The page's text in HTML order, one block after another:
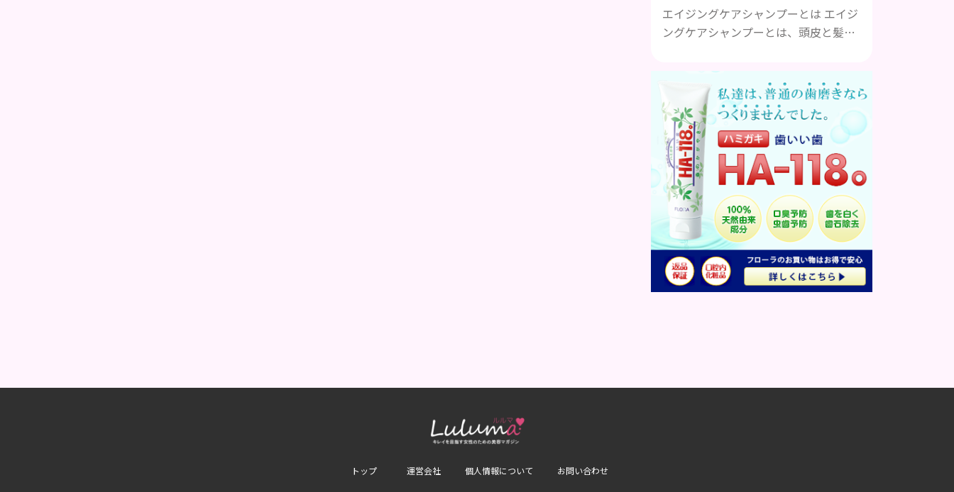
エイジングケアシャンプーとは エイジ
ングケアシャンプーとは、頭皮と髪の
分を配合したエイジングケア効果の高
いシャンプーのことです。 加齢ととも
に気になるのは、髪のボリュームやハ
リやコシ、ツヤなどがなくなってくる
ことや、抜け毛や薄毛、白髪など様々
です。 自分の改善したい症状に効果的
なエイジングケアシャンプーを使うこ
とが大事です。 一般的に頭皮環境をよ
くするには、アミノ...
トップ 運営会社 個人情報について お問い合わせ